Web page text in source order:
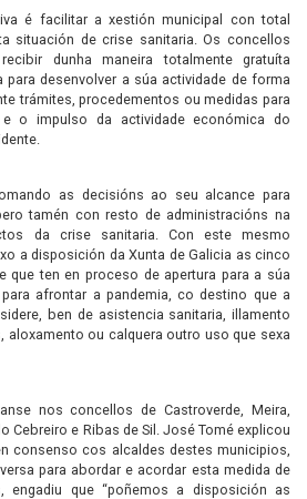
é facilitar a xestión municipal con total
situación de crise sanitaria. Os concellos
dunha maneira totalmente gratuíta
desenvolver a súa actividade de forma
trámites, procedementos ou medidas para
o impulso da actividade económica do
as decisións ao seu alcance para
tamén con resto de administracións na
da crise sanitaria. Con este mesmo
a disposición da Xunta de Galicia as cinco
que ten en proceso de apertura para a súa
afrontar a pandemia, co destino que a
ben de asistencia sanitaria, illamento
ou calquera outro uso que sexa
nos concellos de Castroverde, Meira,
Cebreiro e Ribas de Sil. José Tomé explicou
consenso cos alcaldes destes municipios,
para abordar e acordar esta medida de
engadiu que “poñemos a disposición as